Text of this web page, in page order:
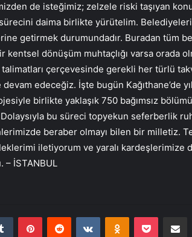
de isteğimiz; zelzele riski taşıyan
daima birlikte yürütelim.
getirmek durumundadır. Buradan tüm
kentsel dönüşüm muhtaçlığı varsa orada
talimatları çerçevesinde gerekli her türlü
edeceğiz. İşte bugün Kağıthane’de
birlikte yaklaşık 750 bağımsız
bu süreci topyekun seferberlik
beraber olmayı bilen bir milletiz.
iletiyorum ve yaralı kardeşlerimize
– İSTANBUL
Tumblr PinterestReddit VKontakteOdnoklassniki
Pocket